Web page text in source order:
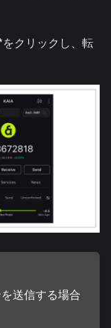
クリックし、転
送信する場合